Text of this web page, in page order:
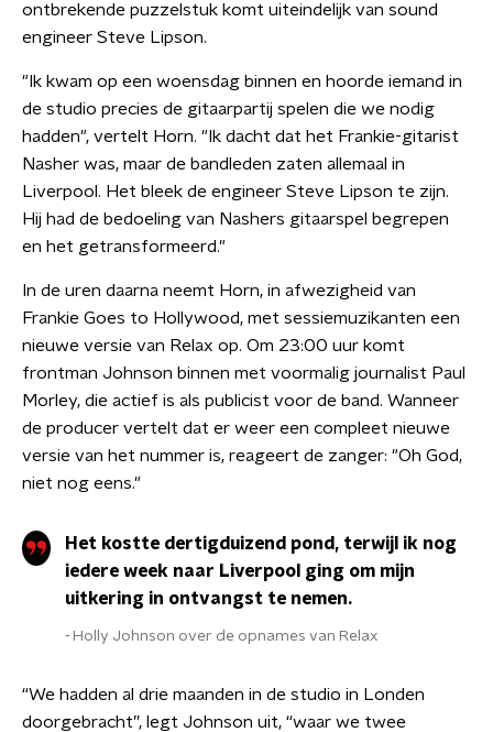
ontbrekende puzzelstuk komt uiteindelijk van sound
engineer Steve Lipson.
"Ik kwam op een woensdag binnen en hoorde iemand in
de studio precies de gitaarpartij spelen die we nodig
hadden", vertelt Horn. "Ik dacht dat het Frankie-gitarist
Nasher was, maar de bandleden zaten allemaal in
Liverpool. Het bleek de engineer Steve Lipson te zijn.
Hij had de bedoeling van Nashers gitaarspel begrepen
en het getransformeerd."
In de uren daarna neemt Horn, in afwezigheid van
Frankie Goes to Hollywood, met sessiemuzikanten een
nieuwe versie van Relax op. Om 23:00 uur komt
frontman Johnson binnen met voormalig journalist Paul
Morley, die actief is als publicist voor de band. Wanneer
de producer vertelt dat er weer een compleet nieuwe
versie van het nummer is, reageert de zanger: "Oh God,
niet nog eens."
Het kostte dertigduizend pond, terwijl ik nog
iedere week naar Liverpool ging om mijn
uitkering in ontvangst te nemen.
Holly Johnson over de opnames van Relax
“We hadden al drie maanden in de studio in Londen
doorgebracht”, legt Johnson uit, “waar we twee